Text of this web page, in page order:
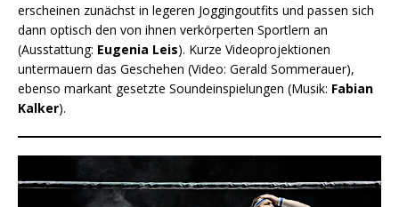
erscheinen zunächst in legeren Joggingoutfits und passen sich
dann optisch den von ihnen verkörperten Sportlern an
(Ausstattung: Eugenia Leis). Kurze Videoprojektionen
untermauern das Geschehen (Video: Gerald Sommerauer),
ebenso markant gesetzte Soundeinspielungen (Musik: Fabian
Kalker).